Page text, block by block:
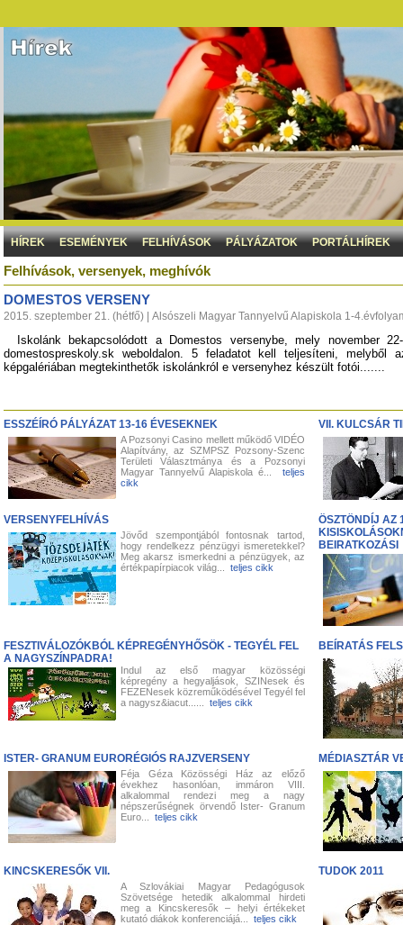
HÍREK ESEMÉNYEK FELHÍVÁSOK PÁLYÁZATOK PORTÁLHÍREK
Felhívások, versenyek, meghívók
DOMESTOS VERSENY
2015. szeptember 21. (hétfő) | Alsószeli Magyar Tannyelvű Alapiskola 1-
Iskolánk bekapcsolódott a Domestos versenybe, mely november
domestospreskoly.sk weboldalon. 5 feladatot kell teljesíteni,
képgalériában megtekinthetők iskolánkról e versenyhez készült fotói.......
ESSZÉÍRÓ PÁLYÁZAT 13-16 ÉVESEKNEK
A Pozsonyi Casino mellett működő VIDÉO
Alapítvány, az SZMPSZ Pozsony-Szenc
Területi Választmánya és a Pozsonyi
Magyar Tannyelvű Alapiskola é... teljes
cikk
VII. KULCSÁR
VERSENYFELHÍVÁS
Jövőd szempontjából fontosnak tartod,
hogy rendelkezz pénzügyi ismeretekkel?
Meg akarsz ismerkedni a pénzügyek, az
értékpapírpiacok világ... teljes cikk
ÖSZTÖNDÍJ AZ
BEIRATKOZÁSI
FESZTIVÁLOZÓKBÓL KÉPREGÉNYHŐSÖK - TEGYÉL FEL
A NAGYSZÍNPADRA!
Indul az első magyar közösségi
képregény a hegyaljások, SZINesek és
FEZENesek közreműködésével Tegyél fel
a nagysz&iacut...... teljes cikk
BEÍRATÁS
ISTER- GRANUM EURORÉGIÓS RAJZVERSENY
Féja Géza Közösségi Ház az előző
évekhez hasonlóan, immáron VIII.
alkalommal rendezi meg a nagy
népszerűségnek örvendő Ister- Granum
Euro... teljes cikk
MÉDIASZTÁR
KINCSKERESŐK VII.
A Szlovákiai Magyar Pedagógusok
Szövetsége hetedik alkalommal hirdeti
meg a Kincskeresők – helyi értékeket
kutató diákok konferenciájá... teljes cikk
TUDOK 2011